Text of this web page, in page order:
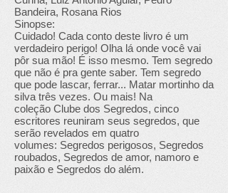
Bandeira, Rosana Rios
Sinopse:
Cuidado! Cada conto deste livro é um
verdadeiro perigo! Olha lá onde você vai
pôr sua mão! É isso mesmo. Tem segredo
que não é pra gente saber. Tem segredo
que pode lascar, ferrar... Matar mortinho da
silva três vezes. Ou mais! Na
coleção Clube dos Segredos, cinco
escritores reuniram seus segredos, que
serão revelados em quatro
volumes: Segredos perigosos, Segredos
roubados, Segredos de amor, namoro e
paixão e Segredos do além.